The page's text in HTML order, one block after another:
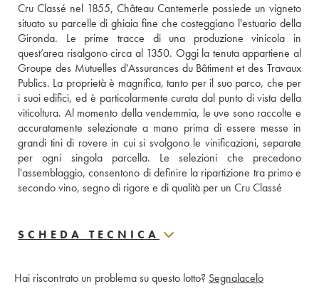
Cru Classé nel 1855, Château Cantemerle possiede un vigneto
situato su parcelle di ghiaia fine che costeggiano l'estuario della
Gironda. Le prime tracce di una produzione vinicola in
quest’area risalgono circa al 1350. Oggi la tenuta appartiene al
Groupe des Mutuelles d'Assurances du Bâtiment et des Travaux
Publics. La proprietà è magnifica, tanto per il suo parco, che per
i suoi edifici, ed è particolarmente curata dal punto di vista della
viticoltura. Al momento della vendemmia, le uve sono raccolte e
accuratamente selezionate a mano prima di essere messe in
grandi tini di rovere in cui si svolgono le vinificazioni, separate
per ogni singola parcella. Le selezioni che precedono
l'assemblaggio, consentono di definire la ripartizione tra primo e
secondo vino, segno di rigore e di qualità per un Cru Classé
SCHEDA TECNICA
Hai riscontrato un problema su questo lotto? Segnalacelo